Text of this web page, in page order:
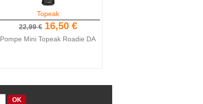
Topeak
22,99 € 16,50 €
Pompe Mini Topeak Roadie DA